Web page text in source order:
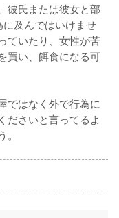
彼氏または彼女と部
及んではいけませ
ていたり、女性が苦
買い、餌食になる可
ではなく外で行為に
ださいと言ってるよ